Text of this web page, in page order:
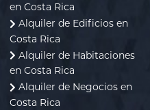
en Costa Rica
Alquiler de Edificios en
Costa Rica
Alquiler de Habitaciones
en Costa Rica
Alquiler de Negocios en
Costa Rica